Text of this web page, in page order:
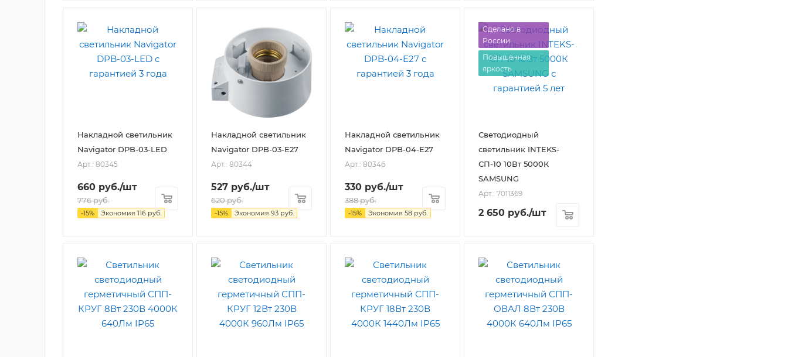
Накладной светильник
Navigator DPB-03-LED
Арт.: 80345
660 руб./шт
776руб.
-15% Экономия 116 руб.
Накладной светильник
Navigator DPB-03-Е27
Арт.: 80344
527 руб./шт
620руб.
-15% Экономия 93 руб.
Накладной светильник
Navigator DPB-04-E27
Арт.: 80346
330 руб./шт
388руб.
-15% Экономия 58 руб.
Сделано в
России
Повышенная
яркость
Светодиодный
светильник INTEKS-
СП-10 10Вт 5000К
SAMSUNG
Арт.: 7011369
2 650 руб./шт